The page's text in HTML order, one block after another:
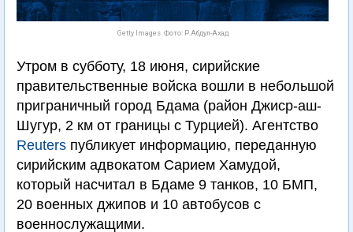
Getty Images. Фото: Р.Абдул-Ахад
Утром в субботу, 18 июня, сирийские
правительственные войска вошли в небольшой
приграничный город Бдама (район Джиср-аш-
Шугур, 2 км от границы с Турцией). Агентство
Reuters публикует информацию, переданную
сирийским адвокатом Сарием Хамудой,
который насчитал в Бдаме 9 танков, 10 БМП,
20 военных джипов и 10 автобусов с
военнослужащими.